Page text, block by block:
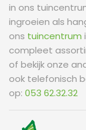
in ons
ingroeien als
ons tuincentrum
compleet
of bekijk onze
ook telefonisch
op: 053 62.32.32